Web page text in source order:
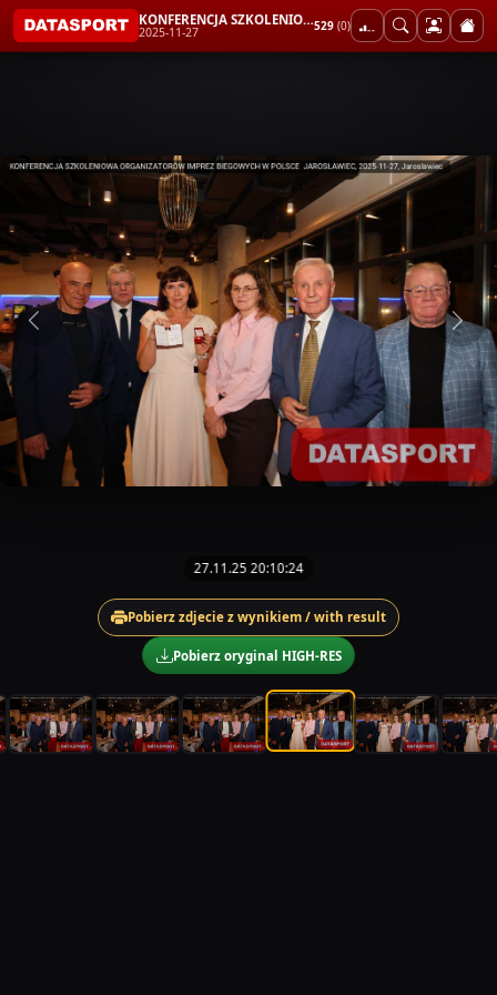
KONFERENCJA SZKOLENIOWA ORGANIZATORÓW IMPREZ BIEGOWYCH W POLSCE JAROSŁAWIEC
2025-11-27 529 (0)
27.11.25 20:10:24
Pobierz zdjecie z wynikiem / with result
Pobierz oryginal HIGH-RES